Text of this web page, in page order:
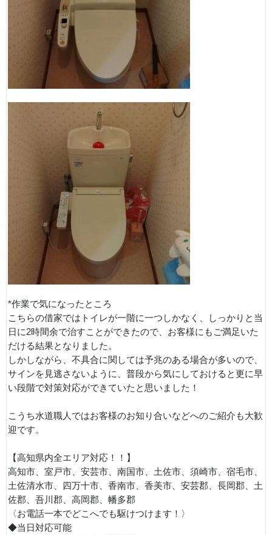
*作業で気になったところ
こちらの借家ではトイレが一階に一つしかなく、しっかりと当
日に2時間余で治すことができたので、お客様にもご満足いた
だける結果となりました。
しかしながら、不具合に関しては予兆のある場合が多いので、
サインを見逃さないように、普段から気にしておけると更に早
い段階で対策対応ができていたと思いました！
こうち水道職人ではお客様のお知り合いなどへのご紹介も大歓
迎です。
【高知県内全エリア対応！！】
高知市、室戸市、安芸市、南国市、土佐市、須崎市、宿毛市、
土佐清水市、四万十市、香南市、香美市、安芸郡、長岡郡、土
佐郡、吾川郡、高岡郡、幡多郡
〈お電話一本でどこへでも駆けつけます！〉
◆当日対応可能